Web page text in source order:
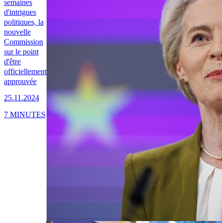
semaines
d'intrigues
politiques, la
nouvelle
Commission
sur le point
d'être
officiellement
approuvée
25.11.2024
7 MINUTES